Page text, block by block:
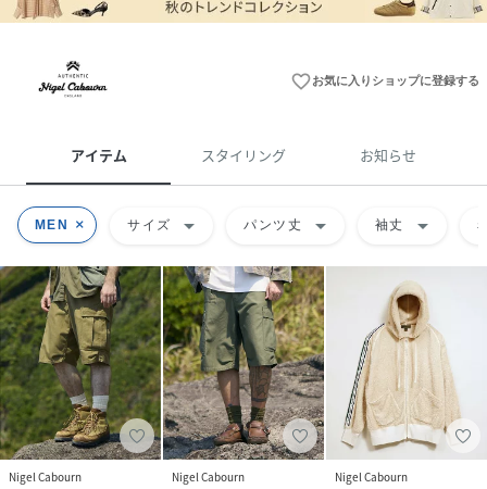
favorite_borderお気に入りショップに登録する
アイテム スタイリング お知らせ
MEN サイズ arrow_drop_down パンツ丈 arrow_drop_down 袖丈 arrow_drop_down
Nigel Cabourn
Nigel Cabourn
Nigel Cabourn